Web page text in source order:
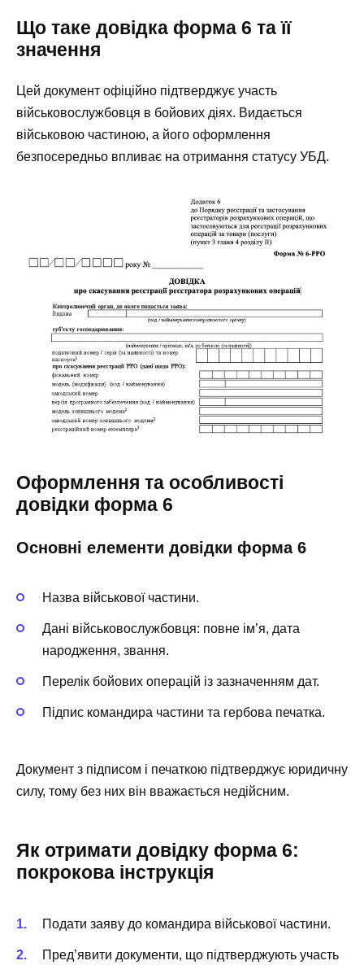
Що таке довідка форма 6 та її
значення
Цей документ офіційно підтверджує участь
військовослужбовця в бойових діях. Видається
військовою частиною, а його оформлення
безпосередньо впливає на отримання статусу УБД.
Оформлення та особливості
довідки форма 6
Основні елементи довідки форма 6
Назва військової частини.
Дані військовослужбовця: повне ім’я, дата
народження, звання.
Перелік бойових операцій із зазначенням дат.
Підпис командира частини та гербова печатка.
Документ з підписом і печаткою підтверджує юридичну
силу, тому без них він вважається недійсним.
Як отримати довідку форма 6:
покрокова інструкція
Подати заяву до командира військової частини.
Пред’явити документи, що підтверджують участь